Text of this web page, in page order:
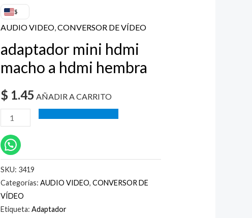
$
AUDIO VIDEO,CONVERSOR DE VÍDEO
adaptador mini hdmi
macho a hdmi hembra
$ 1.45 AÑADIR A CARRITO
hdmi
macho
hdmi
hembra
SKU: 3419
Categorías:AUDIO VIDEO,CONVERSOR DE
VÍDEO
Etiqueta:Adaptador